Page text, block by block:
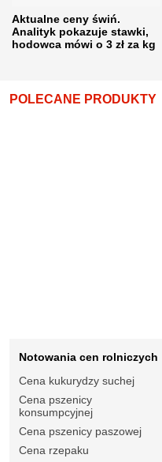
Aktualne ceny świń.
Analityk pokazuje stawki,
hodowca mówi o 3 zł za kg
POLECANE PRODUKTY
Notowania cen rolniczych
Cena kukurydzy suchej
Cena pszenicy
konsumpcyjnej
Cena pszenicy paszowej
Cena rzepaku